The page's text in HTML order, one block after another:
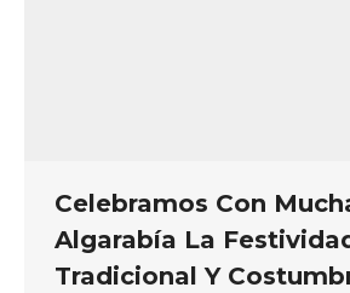
Celebramos Con
Algarabía La
Tradicional Y